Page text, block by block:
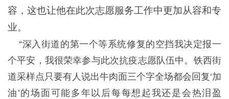
容，这也让他在此次志愿服务工作中更加从容和专
业。
“深入街道的第一个等系统修复的空挡我决定报一
个平安，我很荣幸参与此次抗疫志愿队伍中。铁西街
道采样点只要有人说出牛肉面三个字全场都会回复‘加
油’的场面可能多年以后每每想起我还是会热泪盈